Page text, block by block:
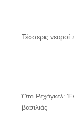
Τέσσερις
Ότο Ρεχάγκελ:
βασιλιάς